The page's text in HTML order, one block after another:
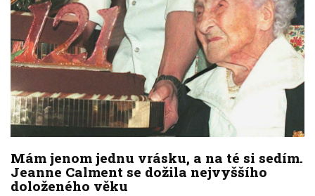
Mám jenom jednu vrásku, a na té si sedím.
Jeanne Calment se dožila nejvyššího
doloženého věku